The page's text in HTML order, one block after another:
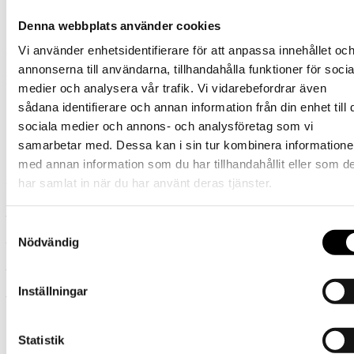
Denna webbplats använder cookies
Vi använder enhetsidentifierare för att anpassa innehållet och
annonserna till användarna, tillhandahålla funktioner för
medier och analysera vår trafik. Vi vidarebefordrar även
sådana identifierare och annan information från din enhet till
sociala medier och annons- och analysföretag som vi
samarbetar med. Dessa kan i sin tur kombinera
med annan information som du har tillhandahållit eller som
har samlat in när du har använt deras tjänster.
Nödvändig
Inställningar
Statistik
Följa upp actions och säkerställa framdrift.
Omfattning: 100%
Start: September
Slut: Februari
Språk: Svenska och engelska
Vänligen ansök snarast med:
– Timpris (inkl. omkostnader)
– En kort motivering varför du är lämplig uppdraget.